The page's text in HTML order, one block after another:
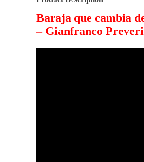
Baraja que cambia
– Gianfranco